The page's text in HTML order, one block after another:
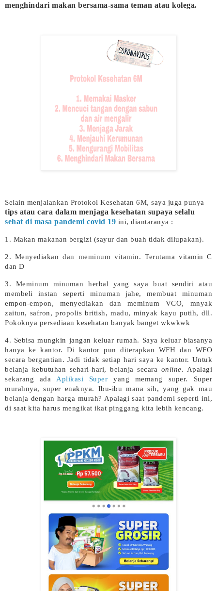
menghindari makan bersama-sama teman atau kolega.
Selain menjalankan Protokol Kesehatan 6M, saya juga punya
tips atau cara dalam menjaga kesehatan supaya selalu
sehat di masa pandemi covid 19 ini, diantaranya :
1. Makan makanan bergizi (sayur dan buah tidak dilupakan).
2. Menyediakan dan meminum vitamin. Terutama vitamin C
dan D
3. Meminum minuman herbal yang saya buat sendiri atau
membeli instan seperti minuman jahe, membuat minuman
empon-empon, menyediakan dan meminum VCO, mnyak
zaitun, safron, propolis british, madu, minyak kayu putih, dll.
Pokoknya persediaan kesehatan banyak banget wkwkwk
4. Sebisa mungkin jangan keluar rumah. Saya keluar biasanya
hanya ke kantor. Di kantor pun diterapkan WFH dan WFO
secara bergantian. Jadi tidak setiap hari saya ke kantor. Untuk
belanja kebutuhan sehari-hari, belanja secara online. Apalagi
sekarang ada Aplikasi Super yang memang super. Super
murahnya, super enaknya. Ibu-ibu mana sih, yang gak mau
belanja dengan harga murah? Apalagi saat pandemi seperti ini,
di saat kita harus mengikat ikat pinggang kita lebih kencang.